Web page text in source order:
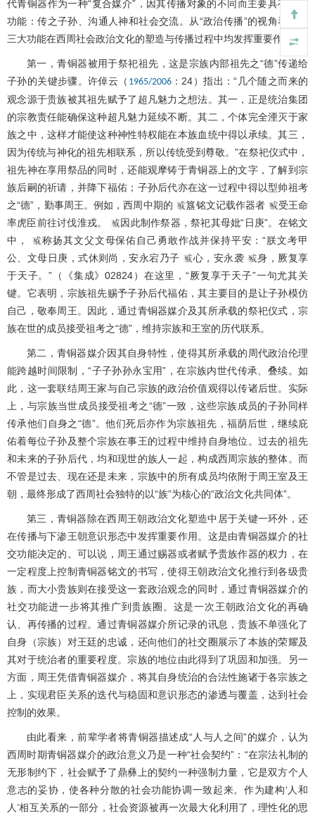
代青铜器作为一种“复合媒介”，因其传播对象的不同而主要具有三大
功能：传之子孙、沟通人神和社会交流。从“政治传播”的视角看，这
三大功能在西周社会政治文化的塑造与传播过程中均发挥重要作用。
第一，青铜器被用于祭祀祖先，这是宗族内部祖先之“德”传递给
子孙的关键步骤。许倬云（ 1965/2006：24）指出：“几个随之而来的
观念源于贵族被其祖先赋予了超凡魅力之想法。其一，正是统治集团
的宗教责任能确保这种超凡魅力延续不断。其二，个体完全湮灭于家
族之中，这样才能使这种神性特权能在本族血统中得以承续。其三，
因为传统与神化的祖先相联系，所以传统受到尊敬。”在祭祀仪式中，
祖先神在享用祭品的同时，还能观摩铸于青铜器上的文字，了解到宗
族后嗣的祈请，并降下福佑；子孙后代亦在这一过程中得以型帅祖考
之“德”，勤事周王。例如，西周中期的
簋铭文记载作器者
受王命
率虎臣前往讨伐淮戎。
因此制作祭器，祭祀其母妣“日庚”。在铭文
中，
称扬其文父文母保佑自己勇敢作战并保持平安：“朕文考甲
公、文母日庚，式休则尚，安永宕乃子
心，安永袭
身，厥复享
于天子。”（《集成》02824）在这里，“厥复享于天子”一句尤其关
键。它表明，宗族祖先赐予子孙后代福佑，其主要目的是让子孙模仿
自己，敬奉周王。因此，通过青铜器媒介及其所承载的祭祀仪式，宗
族在世的成员接受祖考之“德”，维持宗族和王室的历代联系。
第二，青铜器媒介因其自身特性，使得其所承载的周代政治伦理
能跨越时间限制，“子子孙孙永宝用”，在宗族内世代传承、叠续。如
此，这一套联结周王家与自己宗族的政治价值观得以传诸后世。实际
上，与宗族当世成员接受祖考之“德”一致，这些宗族成员的子孙同样
传承他们自身之“德”。他们死后亦作为宗族祖先，福荫后世，继续庇
佑着每位子孙及整个宗族在事王的过程中维持自身地位。过去的祖先
和未来的子孙后代，均和现世的族人一起，构成西周宗族的整体。而
不管是过去、现在还是未来，宗族中的所有成员均依附于周王室及王
朝，最终形成了西周社会独特的以“族”为核心的“政治文化共同体”。
第三，青铜器除在西周王朝政治文化塑造中居于关键一环外，还
在传播与下渗王朝意识形态中发挥重要作用。这是由青铜器媒介的社
交功能决定的。可以说，周王通过赐器或者赋予贵族作器的权力，在
一定程度上控制青铜器铭文的书写，使得王朝政治文化推行到各级贵
族，而大小贵族则在接受这一套政治观念的同时，通过青铜器媒介的
社交功能进一步将其推广到贵族圈。这是一次王朝政治文化的再确
认、再传播的过程。通过青铜器媒介所记录的讯息，贵族不单强化了
自身（宗族）对王廷的忠诚，还向他们的社交圈展示了本族的荣耀及
其对于统治者的重要程度。宗族的地位由此得到了巩固和加强。另一
方面，周王凭借青铜器媒介，将其自身统治的合法性施诸于各宗族之
上，实现君臣关系的迭代与稳固和意识形态的渗透与覆盖，达到社会
控制的效果。
由此看来，前辈学者将青铜器描述成“人与人之间”的媒介，认为
西周时期青铜器媒介的政治意义乃是一种“社会契约”：“在宗法礼制的
无形制约下，社会赋予了鼎彝上的契约一种强制力量，它是双方个人
意志的妥协，使各种分散的社会功能协调一致起来。作为建构‘人和
人’相互关系的一部分，社会资源被再一次最大化利用了，理性化的思